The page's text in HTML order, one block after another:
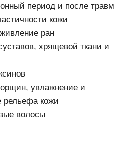
период и после травм
кожи
ран
хрящевой ткани и
увлажнение и
рельефа кожи
волосы